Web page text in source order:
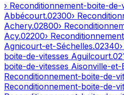
› Reconditionnement-boite-de-
Abbécourt.02300›
Achery.02800›
Acy.02200›
Agnicourt-et-Séchelles.02340
boite-de-vitesses Aguilcourt.
boite-de-vitesses Aisonville-et-
Reconditionnement-boite-de-
Reconditionnement-boite-de-